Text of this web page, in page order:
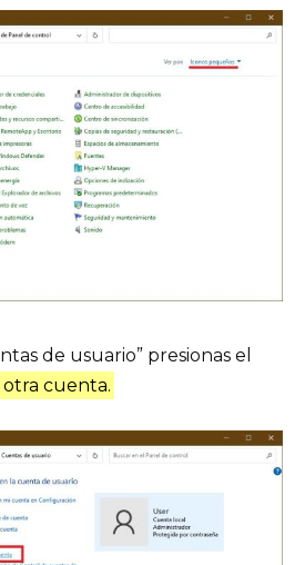
de usuario” presionas el
cuenta.